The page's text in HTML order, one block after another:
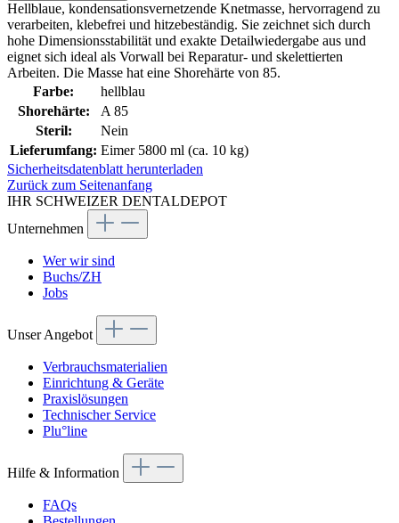
Hellblaue, kondensationsvernetzende Knetmasse, hervorragend zu
verarbeiten, klebefrei und hitzebeständig. Sie zeichnet sich durch
hohe Dimensionsstabilität und exakte Detailwiedergabe aus und
eignet sich ideal als Vorwall bei Reparatur- und skelettierten
Arbeiten. Die Masse hat eine Shorehärte von 85.
Farbe:
hellblau
Shorehärte:
A 85
Steril:
Nein
Lieferumfang: Eimer 5800 ml (ca. 10 kg)
Sicherheitsdatenblatt herunterladen
Zurück zum Seitenanfang
IHR SCHWEIZER DENTALDEPOT
Unternehmen
Wer wir sind
Buchs/ZH
Jobs
Unser Angebot
Verbrauchsmaterialien
Einrichtung & Geräte
Praxislösungen
Technischer Service
Plu°line
Hilfe & Information
FAQs